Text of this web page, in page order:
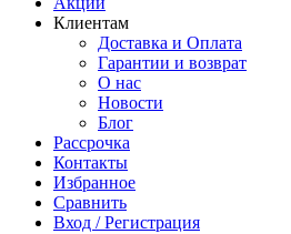
Клиентам
Доставка и Оплата
Гарантии и возврат
О нас
Новости
Блог
Рассрочка
Контакты
Избранное
Сравнить
Вход / Регистрация